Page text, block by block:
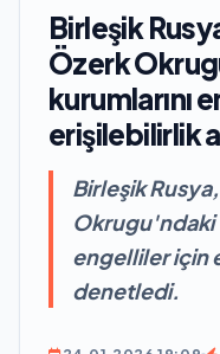
Birleşik
Özerk
kurumlarını
erişilebilirlik
Birleşik
Okrugu'ndaki
engelliler için
denetledi.